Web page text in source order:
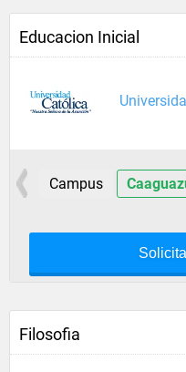
Educacion Inicial
Campus
Filosofia